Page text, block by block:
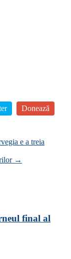
Donează
e a treia
→
final al